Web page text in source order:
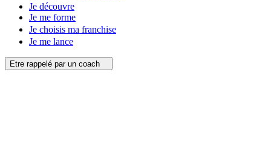
Je découvre
Je me forme
Je choisis ma franchise
Je me lance
Etre rappelé par un coach